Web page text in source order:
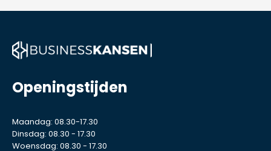
Openingstijden
Maandag: 08.30-17.30
Dinsdag: 08.30 - 17.30
Woensdag: 08.30 - 17.30